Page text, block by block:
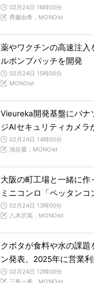
02月24日 16時00分
齊藤由希，MONOist
薬やワクチンの高速注入
ルポンプパッチを開発
02月24日 15時00分
MONOist
Vieureka開発基盤にパナ
ジAIセキュリティカメラ
02月24日 14時00分
池谷翼，MONOist
大阪の町工場と一緒に作
ミニコンロ「ペッタンコ
02月24日 13時00分
八木沢篤，MONOist
クボタが食料や水の課題
ン発表、2025年に営業
02月24日 12時00分
三島一孝，MONOist